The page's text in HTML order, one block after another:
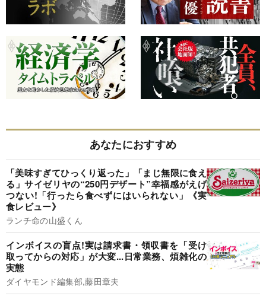
あなたにおすすめ
「美味すぎてひっくり返った」「まじ無限に食え
る」サイゼリヤの“250円デザート”幸福感がえげ
つない!「行ったら食べずにはいられない」《実
食レビュー》
ランチ命の山盛くん
インボイスの盲点!実は請求書・領収書を「受け
取ってからの対応」が大変...日常業務、煩雑化の
実態
ダイヤモンド編集部,藤田章夫